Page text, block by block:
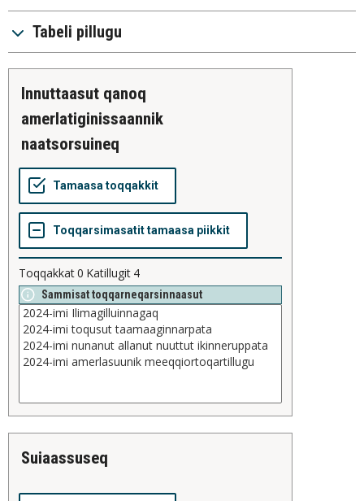
Tabeli pillugu
innuttaasut qanoq
amerlatiginissaannik
naatsorsuineq
Toqqakkat0 Katillugit 4
Sammisat toqqarneqarsinnaasut
suiaassuseq